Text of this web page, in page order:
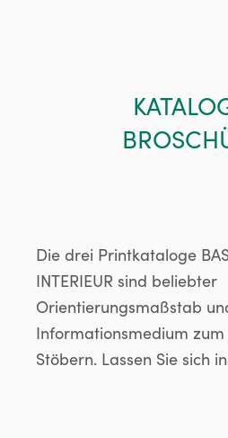
Die drei Printkataloge
INTERIEUR sind beliebter
Orientierungsmaßstab
Informationsmedium
Stöbern. Lassen Sie sich